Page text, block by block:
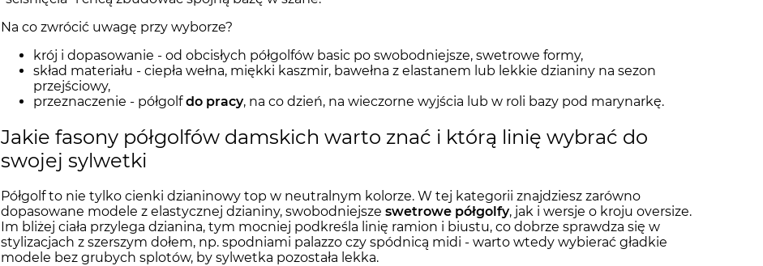
Na co zwrócić uwagę przy wyborze?
krój i dopasowanie - od obcisłych półgolfów basic po swobodniejsze, swetrowe formy,
skład materiału - ciepła wełna, miękki kaszmir, bawełna z elastanem lub lekkie dzianiny na sezon
przejściowy,
przeznaczenie - półgolfdo pracy, na co dzień, na wieczorne wyjścia lub w roli bazy pod marynarkę.
Jakie fasony półgolfów damskich warto znać i którą linię wybrać do
swojej sylwetki
Półgolf to nie tylko cienki dzianinowy top w neutralnym kolorze. W tej kategorii znajdziesz zarówno
dopasowane modele z elastycznej dzianiny, swobodniejsze swetrowe półgolfy, jak i wersje o kroju oversize.
Im bliżej ciała przylega dzianina, tym mocniej podkreśla linię ramion i biustu, co dobrze sprawdza się w
stylizacjach z szerszym dołem, np. spodniami palazzo czy spódnicą midi - warto wtedy wybierać gładkie
modele bez grubych splotów, by sylwetka pozostała lekka.